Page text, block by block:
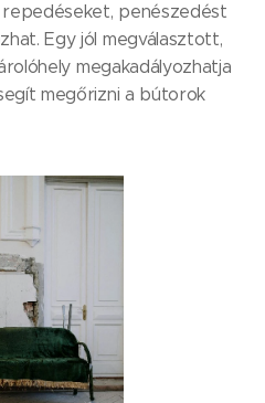
penészedést
Egy jól megválasztott,
megakadályozhatja
megőrizni a bútorok